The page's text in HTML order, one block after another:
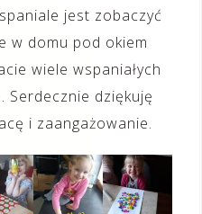
jest zobaczyć
w domu pod okiem
wiele wspaniałych
Serdecznie dziękuję
i zaangażowanie.